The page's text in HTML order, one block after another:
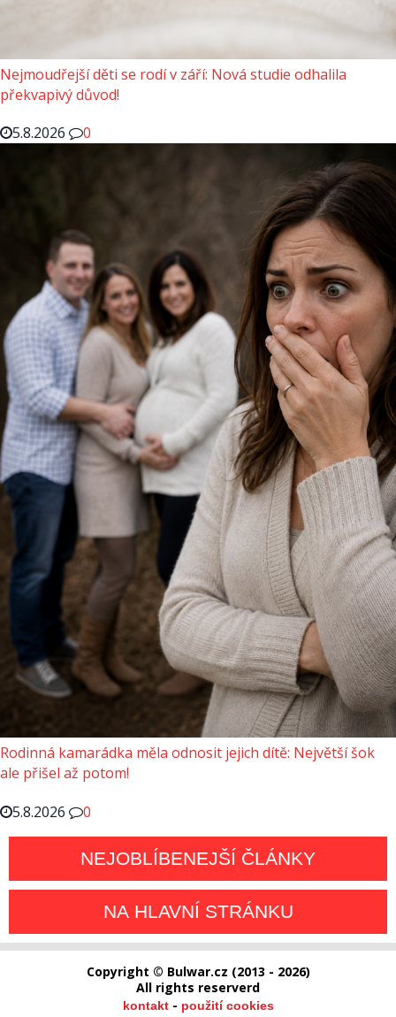
Nejmoudřejší děti se rodí v září: Nová studie odhalila
překvapivý důvod!
5.8.2026
0
Rodinná kamarádka měla odnosit jejich dítě: Největší šok
ale přišel až potom!
5.8.2026
0
NEJOBLÍBENEJŠÍ ČLÁNKY
NA HLAVNÍ STRÁNKU
Copyright © Bulwar.cz (2013 - 2026)
All rights reserverd
kontakt- použití cookies